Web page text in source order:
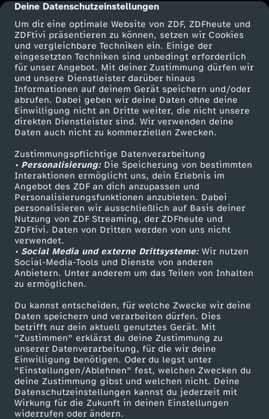
cmp-dialog-description
Deine Datenschutzeinstellungen
Um dir eine optimale Website von ZDF, ZDFheute und
ZDFtivi präsentieren zu können, setzen wir Cookies
und vergleichbare Techniken ein. Einige der
eingesetzten Techniken sind unbedingt erforderlich
für unser Angebot. Mit deiner Zustimmung dürfen wir
und unsere Dienstleister darüber hinaus
Informationen auf deinem Gerät speichern und/oder
abrufen. Dabei geben wir deine Daten ohne deine
Einwilligung nicht an Dritte weiter, die nicht unsere
direkten Dienstleister sind. Wir verwenden deine
Daten auch nicht zu kommerziellen Zwecken.
Zustimmungspflichtige Datenverarbeitung
• Personalisierung:Die Speicherung von bestimmten
Interaktionen ermöglicht uns, dein Erlebnis im
Angebot des ZDF an dich anzupassen und
Personalisierungsfunktionen anzubieten. Dabei
personalisieren wir ausschließlich auf Basis deiner
Nutzung von ZDF Streaming, der ZDFheute und
ZDFtivi. Daten von Dritten werden von uns nicht
verwendet.
• Social Media und externe Drittsysteme:Wir nutzen
Social-Media-Tools und Dienste von anderen
Anbietern. Unter anderem um das Teilen von Inhalten
zu ermöglichen.
Du kannst entscheiden, für welche Zwecke wir deine
Daten speichern und verarbeiten dürfen. Dies
betrifft nur dein aktuell genutztes Gerät. Mit
"Zustimmen" erklärst du deine Zustimmung zu
unserer Datenverarbeitung, für die wir deine
Einwilligung benötigen. Oder du legst unter
"Einstellungen/Ablehnen" fest, welchen Zwecken du
deine Zustimmung gibst und welchen nicht. Deine
Datenschutzeinstellungen kannst du jederzeit mit
Wirkung für die Zukunft in deinen Einstellungen
widerrufen oder ändern.
A
d
v
e
n
t
Mehr ZDF
ZDF-Apps
Smart TV
ZDFtext
Livestreams
Sendungen A-Z
TV-Programm
Service
ZDFmitreden
Kontakt zum ZDF
Tickets
Zuschauerservice
Hilfe
ZDF Unternehmen
Karriere
ZDF goes Schule
Werbefernsehen
Mainzelmännchen